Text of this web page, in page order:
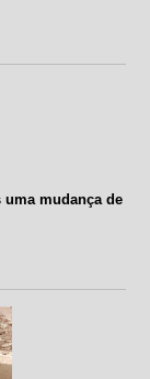
mudança de